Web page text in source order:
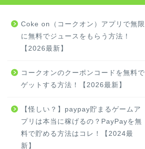
Coke on（コークオン）アプリで無限
に無料でジュースをもらう方法！
【2026最新】
コークオンのクーポンコードを無料で
ゲットする方法！【2026最新】
【怪しい？】paypay貯まるゲームア
プリは本当に稼げるの？PayPayを無
料で貯める方法はコレ！【2024最
新】